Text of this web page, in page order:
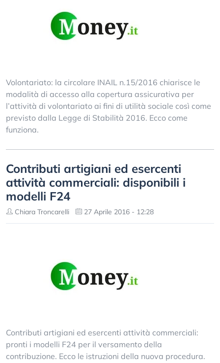
Volontariato: la circolare INAIL n.15/2016 chiarisce le
modalità di accesso alla copertura assicurativa per
l’attività di volontariato ai fini di utilità sociale così come
previsto dalla Legge di Stabilità 2016. Ecco come
funziona.
Contributi artigiani ed esercenti
attività commerciali: disponibili i
modelli F24
Chiara Troncarelli 27 Aprile 2016 - 12:28
Contributi artigiani ed esercenti attività commerciali:
pronti i modelli F24 per il versamento della
contribuzione. Ecco le istruzioni della nuova procedura.